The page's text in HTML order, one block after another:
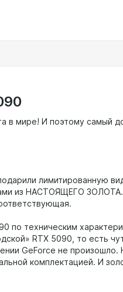
в мире! И поэтому самый
лимитированную
из НАСТОЯЩЕГО ЗОЛОТА.
по техническим
RTX 5090, то есть
GeForce не
комплектацией. И